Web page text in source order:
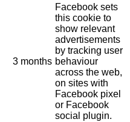
3 months
Facebook sets
this cookie to
show relevant
advertisements
by tracking user
behaviour
across the web,
on sites with
Facebook pixel
or Facebook
social plugin.